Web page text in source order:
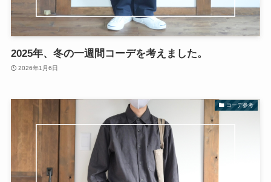
2025年、冬の一週間コーデを考えました。
2026年1月6日
コーデ参考